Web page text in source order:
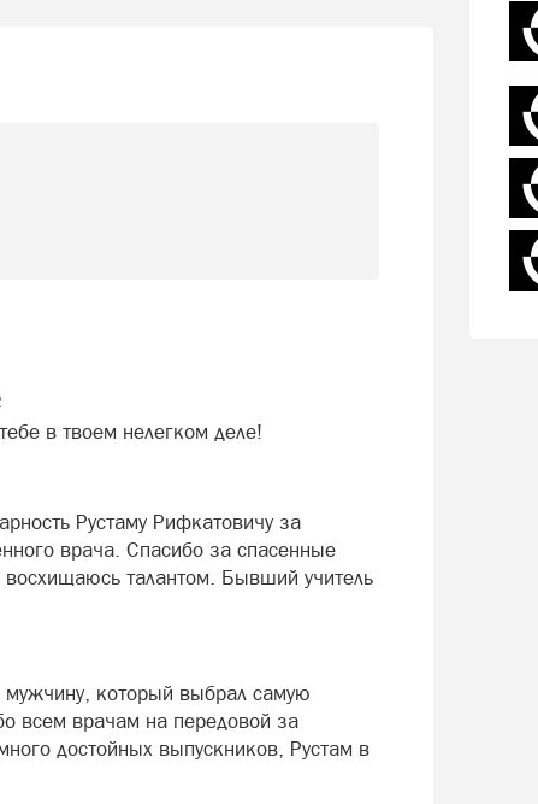
в твоем нелегком деле!
Рустаму Рифкатовичу за
врача. Спасибо за спасенные
талантом. Бывший учитель
мужчину, который выбрал самую
всем врачам на передовой за
достойных выпускников, Рустам в